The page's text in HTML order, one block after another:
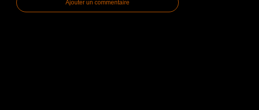
Ajouter un commentaire